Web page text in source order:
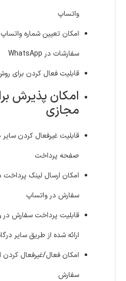
واتساپ
امکان تعیین شماره
سفارشات در WhatsApp
قابلیت فعال کردن برای
امکان پذیرش
مجازی
قابلیت غیرفعال کردن
صفحه پرداخت
امکان ارسال لینک پرداخت
سفارش در واتساپ
قابلیت پرداخت سفارش در
ارائه شده از طریق سایر
امکان فعال/غیرفعال
سفارش